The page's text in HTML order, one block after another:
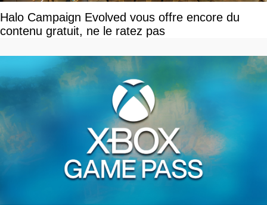
Halo Campaign Evolved vous offre encore du
contenu gratuit, ne le ratez pas